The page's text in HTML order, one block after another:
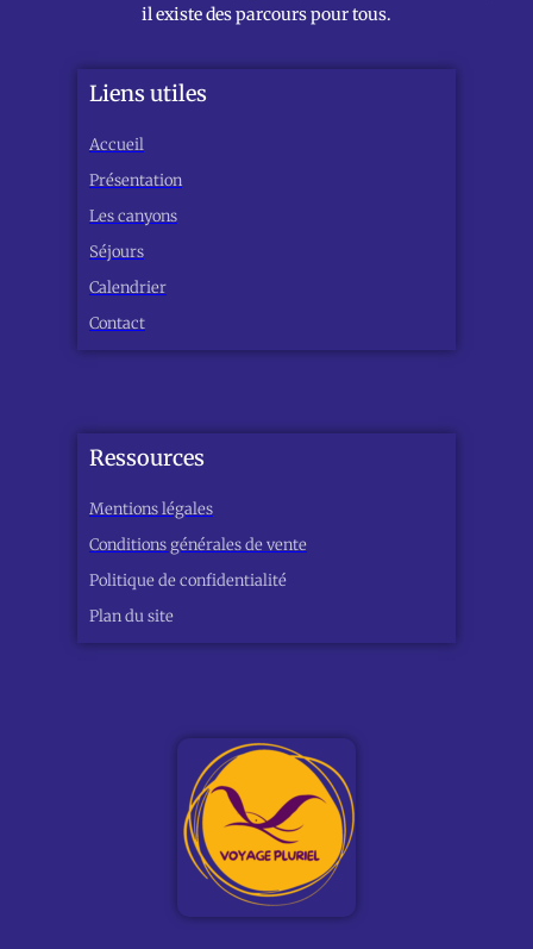
il existe des parcours pour tous.
Liens utiles
Accueil
Présentation
Les canyons
Séjours
Calendrier
Contact
Ressources
Mentions légales
Conditions générales de vente
Politique de confidentialité
Plan du site